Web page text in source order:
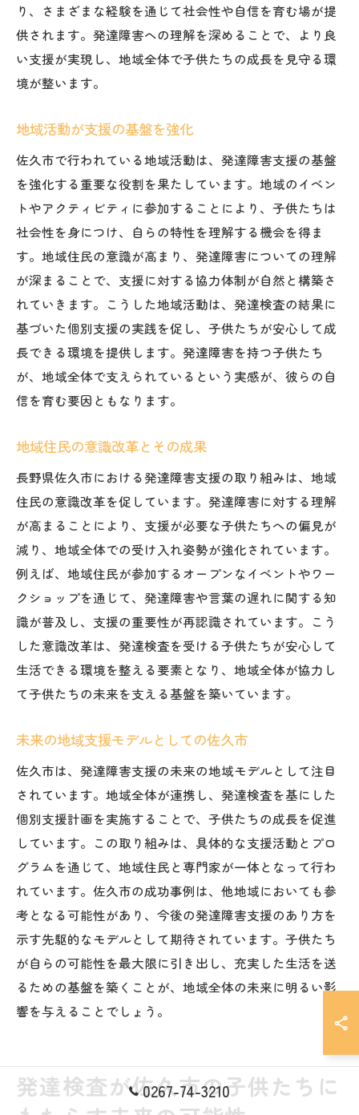
り、さまざまな経験を通じて社会性や自信を育む場が提
供されます。発達障害への理解を深めることで、より良
い支援が実現し、地域全体で子供たちの成長を見守る環
境が整います。
地域活動が支援の基盤を強化
佐久市で行われている地域活動は、発達障害支援の基盤
を強化する重要な役割を果たしています。地域のイベン
トやアクティビティに参加することにより、子供たちは
社会性を身につけ、自らの特性を理解する機会を得ま
す。地域住民の意識が高まり、発達障害についての理解
が深まることで、支援に対する協力体制が自然と構築さ
れていきます。こうした地域活動は、発達検査の結果に
基づいた個別支援の実践を促し、子供たちが安心して成
長できる環境を提供します。発達障害を持つ子供たち
が、地域全体で支えられているという実感が、彼らの自
信を育む要因ともなります。
地域住民の意識改革とその成果
長野県佐久市における発達障害支援の取り組みは、地域
住民の意識改革を促しています。発達障害に対する理解
が高まることにより、支援が必要な子供たちへの偏見が
減り、地域全体での受け入れ姿勢が強化されています。
例えば、地域住民が参加するオープンなイベントやワー
クショップを通じて、発達障害や言葉の遅れに関する知
識が普及し、支援の重要性が再認識されています。こう
した意識改革は、発達検査を受ける子供たちが安心して
生活できる環境を整える要素となり、地域全体が協力し
て子供たちの未来を支える基盤を築いています。
未来の地域支援モデルとしての佐久市
佐久市は、発達障害支援の未来の地域モデルとして注目
されています。地域全体が連携し、発達検査を基にした
個別支援計画を実施することで、子供たちの成長を促進
しています。この取り組みは、具体的な支援活動とプロ
グラムを通じて、地域住民と専門家が一体となって行わ
れています。佐久市の成功事例は、他地域においても参
考となる可能性があり、今後の発達障害支援のあり方を
示す先駆的なモデルとして期待されています。子供たち
が自らの可能性を最大限に引き出し、充実した生活を送
るための基盤を築くことが、地域全体の未来に明るい影
響を与えることでしょう。
発達検査が佐久市の子供たちに
0267-74-3210